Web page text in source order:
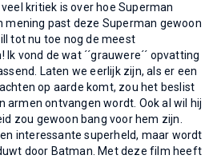
kritiek is over hoe Superman
mening past deze Superman gewoon
tot nu toe nog de meest
vond de wat ´´grauwere´´ opvatting
Laten we eerlijk zijn, als er een
op aarde komt, zou het beslist
armen ontvangen wordt. Ook al wil hij
zou gewoon bang voor hem zijn.
interessante superheld, maar wordt
door Batman. Met deze film heeft